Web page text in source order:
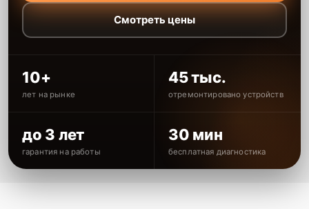
Смотреть цены
10+
лет на рынке
45 тыс.
отремонтировано устройств
до 3 лет
гарантия на работы
30 мин
бесплатная диагностика